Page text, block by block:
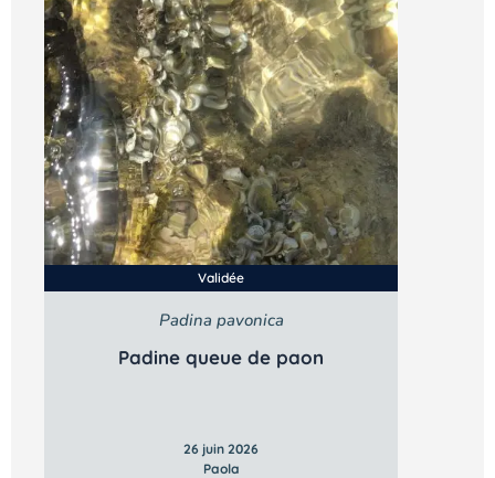
Validée
Padina pavonica
Padine queue de paon
26 juin 2026
Paola